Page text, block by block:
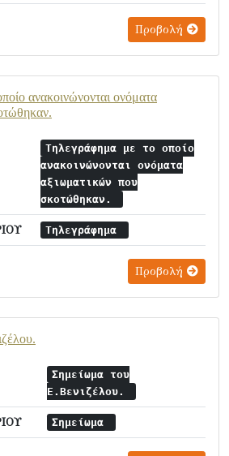
Προβολή
ανακοινώνονται ονόματα
Τηλεγράφημα με το οποίο
ανακοινώνονται ονόματα
αξιωματικών που
σκοτώθηκαν.
Τηλεγράφημα
Προβολή
Σημείωμα του
Ε.Βενιζέλου.
Σημείωμα